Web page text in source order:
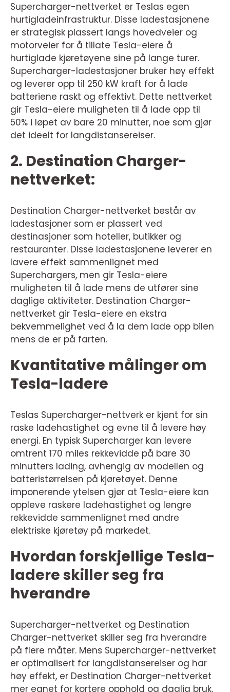
Supercharger-nettverket er Teslas egen
hurtigladeinfrastruktur. Disse ladestasjonene
er strategisk plassert langs hovedveier og
motorveier for å tillate Tesla-eiere å
hurtiglade kjøretøyene sine på lange turer.
Supercharger-ladestasjoner bruker høy effekt
og leverer opp til 250 kW kraft for å lade
batteriene raskt og effektivt. Dette nettverket
gir Tesla-eiere muligheten til å lade opp til
50% i løpet av bare 20 minutter, noe som gjør
det ideelt for langdistansereiser.
2. Destination Charger-
nettverket:
Destination Charger-nettverket består av
ladestasjoner som er plassert ved
destinasjoner som hoteller, butikker og
restauranter. Disse ladestasjonene leverer en
lavere effekt sammenlignet med
Superchargers, men gir Tesla-eiere
muligheten til å lade mens de utfører sine
daglige aktiviteter. Destination Charger-
nettverket gir Tesla-eiere en ekstra
bekvemmelighet ved å la dem lade opp bilen
mens de er på farten.
Kvantitative målinger om
Tesla-ladere
Teslas Supercharger-nettverk er kjent for sin
raske ladehastighet og evne til å levere høy
energi. En typisk Supercharger kan levere
omtrent 170 miles rekkevidde på bare 30
minutters lading, avhengig av modellen og
batteristørrelsen på kjøretøyet. Denne
imponerende ytelsen gjør at Tesla-eiere kan
oppleve raskere ladehastighet og lengre
rekkevidde sammenlignet med andre
elektriske kjøretøy på markedet.
Hvordan forskjellige Tesla-
ladere skiller seg fra
hverandre
Supercharger-nettverket og Destination
Charger-nettverket skiller seg fra hverandre
på flere måter. Mens Supercharger-nettverket
er optimalisert for langdistansereiser og har
høy effekt, er Destination Charger-nettverket
mer egnet for kortere opphold og daglig bruk.